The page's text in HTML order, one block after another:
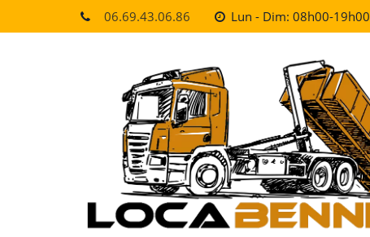
to
06.69.43.06.86 Lun - Dim: 08h00-19h00